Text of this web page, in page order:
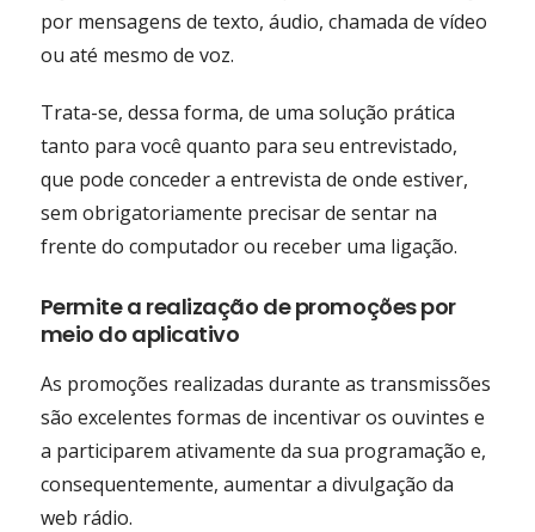
por mensagens de texto, áudio, chamada de vídeo
ou até mesmo de voz.
Trata-se, dessa forma, de uma solução prática
tanto para você quanto para seu entrevistado,
que pode conceder a entrevista de onde estiver,
sem obrigatoriamente precisar de sentar na
frente do computador ou receber uma ligação.
Permite a realização de promoções por
meio do aplicativo
As promoções realizadas durante as transmissões
são excelentes formas de incentivar os ouvintes e
a participarem ativamente da sua programação e,
consequentemente, aumentar a divulgação da
web rádio.